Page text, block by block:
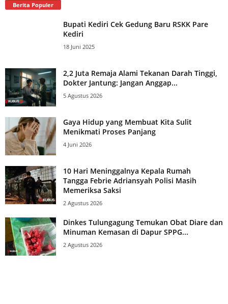
Berita Populer
Bupati Kediri Cek Gedung Baru RSKK Pare
Kediri
18 Juni 2025
2,2 Juta Remaja Alami Tekanan Darah Tinggi,
Dokter Jantung: Jangan Anggap...
5 Agustus 2026
Gaya Hidup yang Membuat Kita Sulit
Menikmati Proses Panjang
4 Juni 2026
10 Hari Meninggalnya Kepala Rumah
Tangga Febrie Adriansyah Polisi Masih
Memeriksa Saksi
2 Agustus 2026
Dinkes Tulungagung Temukan Obat Diare dan
Minuman Kemasan di Dapur SPPG...
2 Agustus 2026